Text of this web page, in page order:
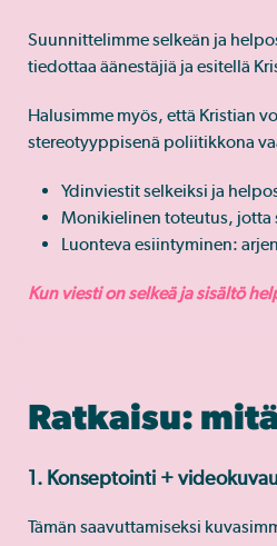
Suunnittelimme selkeän ja
tiedottaa äänestäjiä ja esitellä
Halusimme myös, että Kristian
stereotyyppisenä poliitikkona
Ydinviestit selkeiksi ja
Monikielinen toteutus, jotta
Luonteva esiintyminen:
Kun viesti on selkeä ja sisältö
Ratkaisu:
1. Konseptointi +
Tämän saavuttamiseksi